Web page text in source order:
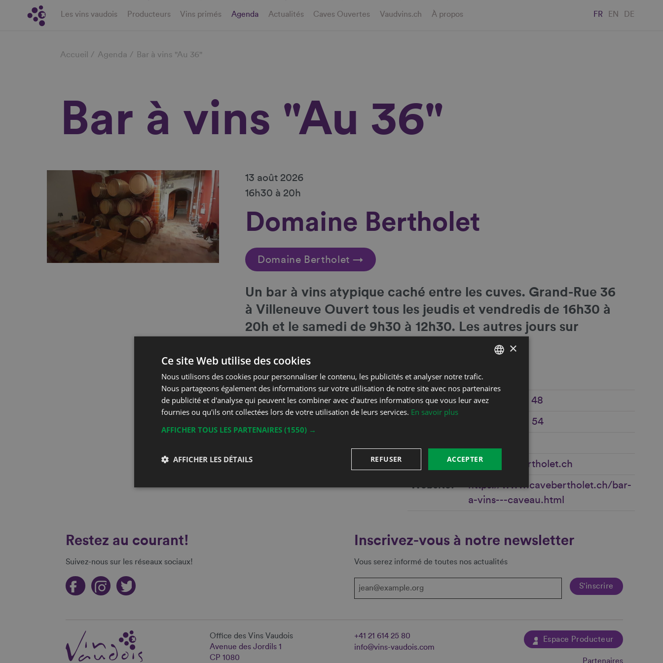
Les vins vaudois Producteurs Vins primés Agenda Actualités Caves Ouvertes Vaudvins.ch À propos FR EN DE
Fil
Accueil Agenda Bar à vins "Au 36"
Bar à vins "Au 36"
13 août 2026
16h30 à 20h
Domaine Bertholet
Domaine Bertholet →
Un bar à vins atypique caché entre les cuves. Grand-Rue 36
à Villeneuve Ouvert tous les jeudis et vendredis de 16h30 à
20h et le samedi de 9h30 à 12h30. Les autres jours sur
Coordonnées
Christophe Bertholet
Grand Rue 36
1844 Villeneuve
Phone +41 21 960 22 48
+41 79 587 75 54
info@cavebertholet.ch
Website
https://www.cavebertholet.ch/bar-
a-vins---caveau.html
Restez au courant!
Suivez-nous sur les réseaux sociaux!
Inscrivez-vous à notre newsletter
Vous serez informé de toutes nos actualités
Office des Vins Vaudois
Avenue des Jordils 1
CP 1080
+41 21 614 25 80
info@vins-vaudois.com
Espace Producteur
Partenaires
DEUTSCH
×
Ce site Web utilise des cookies
Nous utilisons des cookies pour personnaliser le contenu, les publicités et analyser notre trafic.
Nous partageons également des informations sur votre utilisation de notre site avec nos partenaires
de publicité et d'analyse qui peuvent les combiner avec d'autres informations que vous leur avez
fournies ou qu'ils ont collectées lors de votre utilisation de leurs services. En savoir plus
AFFICHER TOUS LES PARTENAIRES (1550) →
ACCEPTER
REFUSER
AFFICHER LES DÉTAILS